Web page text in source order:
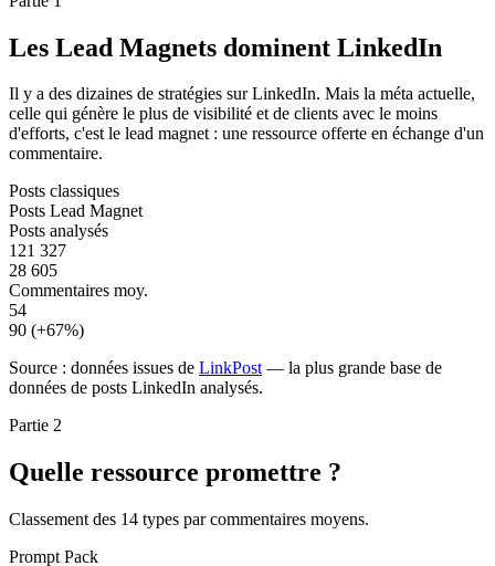
Les Lead Magnets dominent LinkedIn
Il y a des dizaines de stratégies sur LinkedIn. Mais la méta actuelle,
celle qui génère le plus de visibilité et de clients avec le moins
d'efforts, c'est le lead magnet : une ressource offerte en échange d'un
commentaire.
Posts classiques
Posts Lead Magnet
Posts analysés
121 327
28 605
Commentaires moy.
54
90 (+67%)
Source : données issues de LinkPost — la plus grande base de
données de posts LinkedIn analysés.
Partie 2
Quelle ressource promettre ?
Classement des 14 types par commentaires moyens.
Prompt Pack